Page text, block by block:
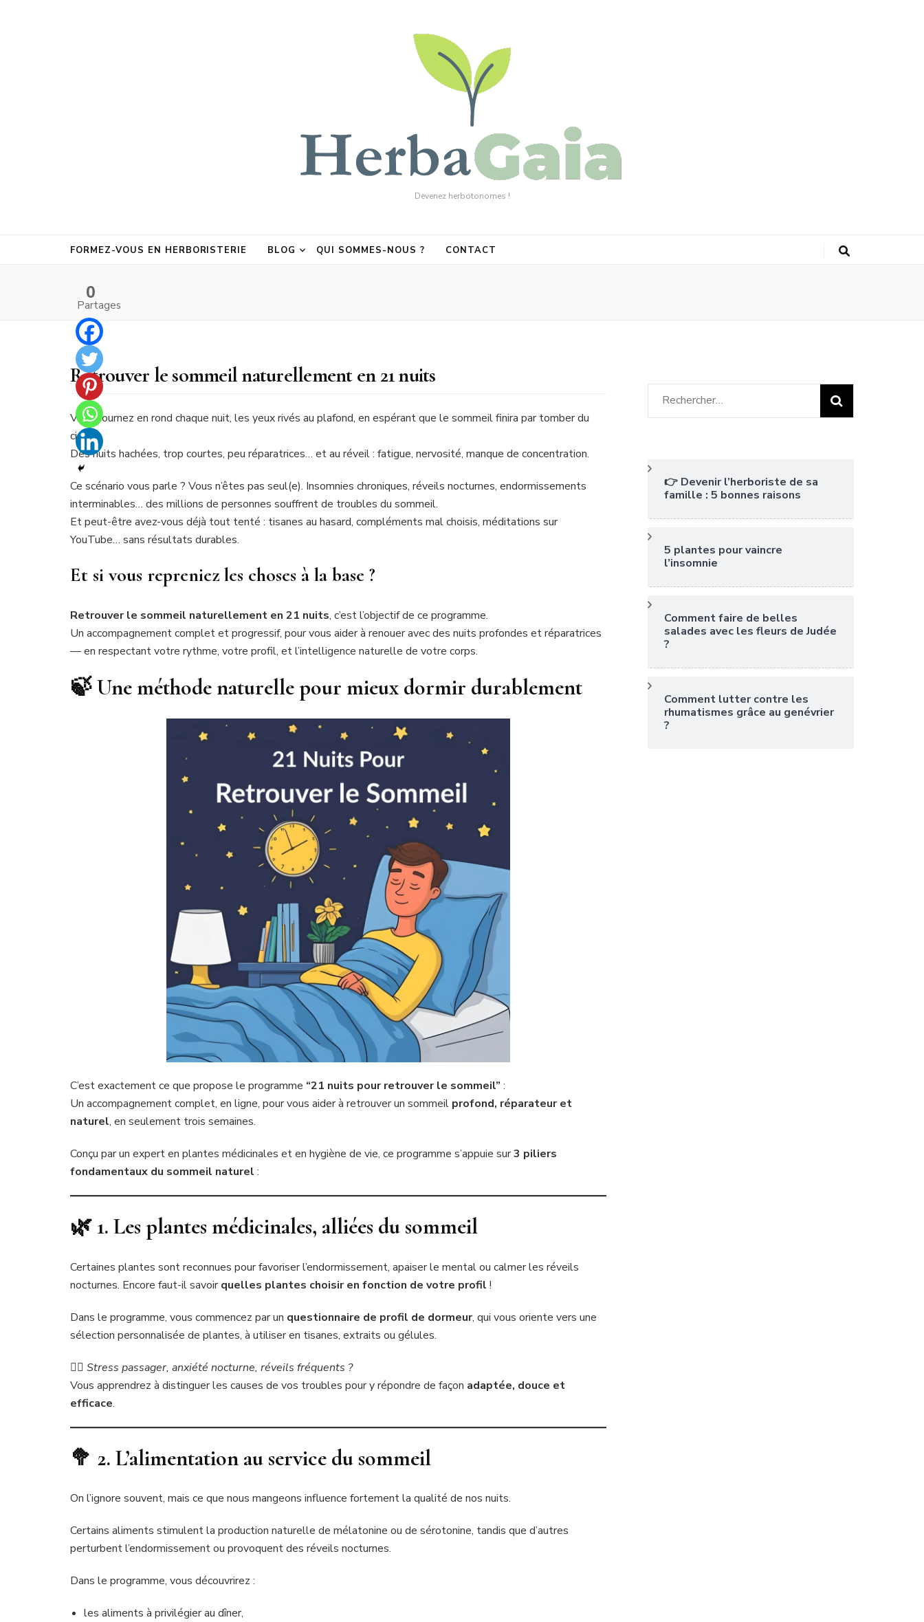
Devenez herbotonomes !
FORMEZ-VOUS EN HERBORISTERIE BLOG QUI SOMMES-NOUS ? CONTACT
Retrouver le sommeil naturellement en 21 nuits
Vous tournez en rond chaque nuit, les yeux rivés au plafond, en espérant que le sommeil finira par tomber du
ciel ?
Des nuits hachées, trop courtes, peu réparatrices… et au réveil : fatigue, nervosité, manque de concentration.
Ce scénario vous parle ? Vous n’êtes pas seul(e). Insomnies chroniques, réveils nocturnes, endormissements
interminables… des millions de personnes souffrent de troubles du sommeil.
Et peut-être avez-vous déjà tout tenté : tisanes au hasard, compléments mal choisis, méditations sur
YouTube… sans résultats durables.
Et si vous repreniez les choses à la base ?
Retrouver le sommeil naturellement en 21 nuits, c’est l’objectif de ce programme.
Un accompagnement complet et progressif, pour vous aider à renouer avec des nuits profondes et réparatrices
— en respectant votre rythme, votre profil, et l’intelligence naturelle de votre corps.
🍃 Une méthode naturelle pour mieux dormir durablement
C’est exactement ce que propose le programme “21 nuits pour retrouver le sommeil” :
Un accompagnement complet, en ligne, pour vous aider à retrouver un sommeil profond, réparateur et
naturel, en seulement trois semaines.
Conçu par un expert en plantes médicinales et en hygiène de vie, ce programme s’appuie sur3 piliers
fondamentaux du sommeil naturel :
🌿 1. Les plantes médicinales, alliées du sommeil
Certaines plantes sont reconnues pour favoriser l’endormissement, apaiser le mental ou calmer les réveils
nocturnes. Encore faut-il savoirquelles plantes choisir en fonction de votre profil !
Dans le programme, vous commencez par un questionnaire de profil de dormeur, qui vous oriente vers une
sélection personnalisée de plantes, à utiliser en tisanes, extraits ou gélules.
🧘‍♀️ Stress passager, anxiété nocturne, réveils fréquents ?
Vous apprendrez à distinguer les causes de vos troubles pour y répondre de façon adaptée, douce et
efficace.
🥦 2. L’alimentation au service du sommeil
On l’ignore souvent, mais ce que nous mangeons influence fortement la qualité de nos nuits.
Certains aliments stimulent la production naturelle de mélatonine ou de sérotonine, tandis que d’autres
perturbent l’endormissement ou provoquent des réveils nocturnes.
Dans le programme, vous découvrirez :
les aliments à privilégier au dîner,
0
Partages
Rechercher :
👉 Devenir l’herboriste de sa
famille : 5 bonnes raisons
5 plantes pour vaincre
l’insomnie
Comment faire de belles
salades avec les fleurs de Judée
?
Comment lutter contre les
rhumatismes grâce au genévrier
?